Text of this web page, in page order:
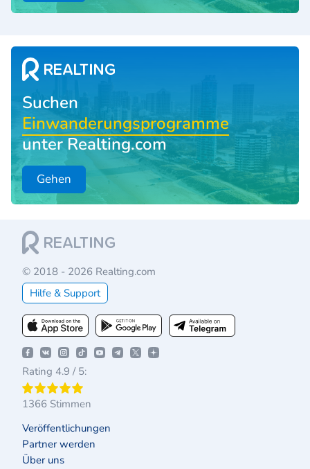
Suchen
Einwanderungsprogramme
unter Realting.com
Gehen
© 2018 - 2026 Realting.com
Hilfe & Support
Rating 4.9 / 5:
1366 Stimmen
Veröffentlichungen
Partner werden
Über uns